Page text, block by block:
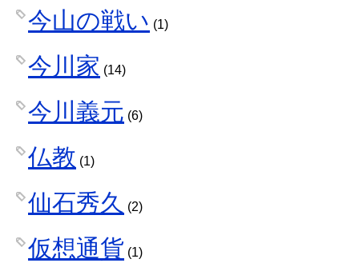
今山の戦い (1)
今川家 (14)
今川義元 (6)
仏教 (1)
仙石秀久 (2)
仮想通貨 (1)